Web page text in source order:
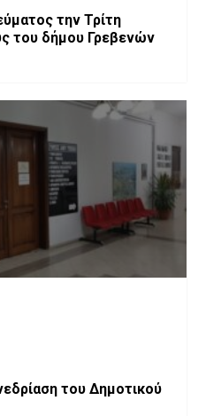
την Τρίτη
του δήμου Γρεβενών
του Δημοτικού